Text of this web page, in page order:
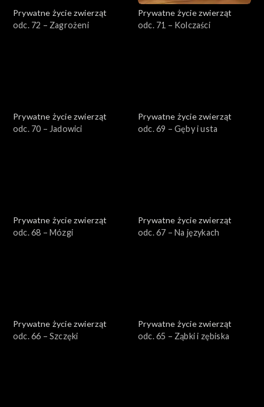
Prywatne życie zwierząt
odc. 72 – Zagrożeni
Prywatne życie zwierząt
odc. 71 – Kolczaści
Prywatne życie zwierząt
odc. 70 – Jadowici
Prywatne życie zwierząt
odc. 69 – Gęby i usta
Prywatne życie zwierząt
odc. 68 – Mózgi
Prywatne życie zwierząt
odc. 67 – Na językach
Prywatne życie zwierząt
odc. 66 – Szczęki
Prywatne życie zwierząt
odc. 65 – Ząbki i zębiska